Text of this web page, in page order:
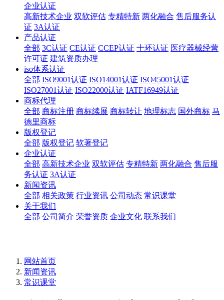
企业认证
高新技术企业 双软评估 专精特新 两化融合 售后服务认
证 3A认证
产品认证
全部 3C认证 CE认证 CCEP认证 十环认证 医疗器械经营
许可证 建筑资质办理
iso体系认证
全部 ISO9001认证 ISO14001认证 ISO45001认证
ISO27001认证 ISO22000认证 IATF16949认证
商标代理
全部 商标注册 商标续展 商标转让 地理标志 国外商标 马
德里商标
版权登记
全部 版权登记 软著登记
企业认证
全部 高新技术企业 双软评估 专精特新 两化融合 售后服
务认证 3A认证
新闻资讯
全部 相关政策 行业资讯 公司动态 常识课堂
关于我们
全部 公司简介 荣誉资质 企业文化 联系我们
网站首页
新闻资讯
常识课堂